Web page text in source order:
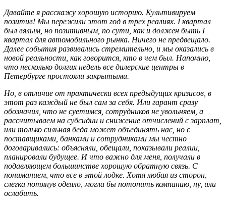
Давайте я расскажу хорошую историю. Культивируем
позитив! Мы пережили этот год в трех реалиях. I квартал
был вялым, но позитивным, по сути, как и должен быть I
квартал для автомобильного рынка. Ничего не предвещало.
Далее события развивались стремительно, и мы оказались в
новой реальности, как говорится, кто в чем был. Напомню,
что несколько долгих недель все дилерские центры в
Петербурге простояли закрытыми.
Но, в отличие от практически всех предыдущих кризисов, в
этот раз каждый не был сам за себя. Или гарант сразу
обозначил, что не суетимся, сотрудников не увольняем, а
рассчитываем на субсидии и снижение отчислений с зарплат,
или только сильная беда может объединять нас, но с
поставщиками, банками и сотрудниками мы честно
договаривались: объясняли, обещали, показывали реалии,
планировали будущее. И что важно для меня, получали в
подавляющем большинстве хорошую обратную связь. С
пониманием, что все в этой лодке. Хотя любая из сторон,
слегка потянув одеяло, могла бы потопить компанию, ну, или
ослабить.